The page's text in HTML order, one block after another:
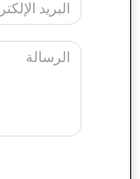
Message